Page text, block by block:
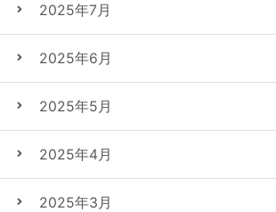
2025年7月
2025年6月
2025年5月
2025年4月
2025年3月